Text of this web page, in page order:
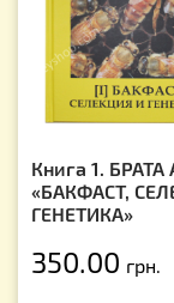
Книга 1.
«БАКФАСТ,
ГЕНЕТИКА»
350.00 грн.